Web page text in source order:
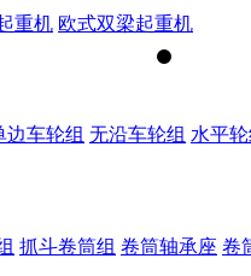
重机 欧式双梁起重机
边车轮组 无沿车轮组 水平
抓斗卷筒组 卷筒轴承座 卷